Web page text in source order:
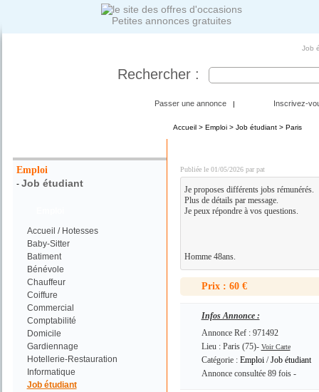
Petites annonces gratuites
Job
Rechercher :
Passer une annonce | Inscrivez-
Emploi
- Job étudiant
Accueil / Hotesses
Baby-Sitter
Batiment
Bénévole
Chauffeur
Coiffure
Commercial
Comptabilité
Domicile
Gardiennage
Hotellerie-Restauration
Informatique
Job étudiant
Accueil> Emploi> Job étudiant> Paris
Publiée le 01/05/2026 par pat
Je proposes différents jobs rémunérés.
Plus de détails par message.
Je peux répondre à vos questions.
Homme 48ans.
Prix : 60 €
Infos Annonce :
Annonce Ref : 971492
Lieu : Paris (75)- Voir Carte
Catégorie : Emploi/Job étudiant
Annonce consultée 89 fois -